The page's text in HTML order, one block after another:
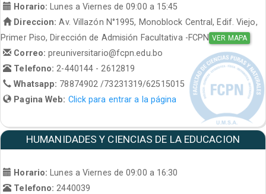
Horario:
Lunes a Viernes de 09:00 a 15:45
Direccion: Av. Villazón N°1995, Monoblock Central, Edif. Viejo,
Primer Piso, Dirección de Admisión Facultativa -FCPN VER MAPA
Correo:preuniversitario@fcpn.edu.bo
Telefono: 2-440144 - 2612819
Whatsapp: 78874902 /73231319/62515015
Pagina Web: Click para entrar a la página
HUMANIDADES Y CIENCIAS DE LA EDUCACION
Horario: Lunes a Viernes de 09:00 a 16:30
Telefono:2440039